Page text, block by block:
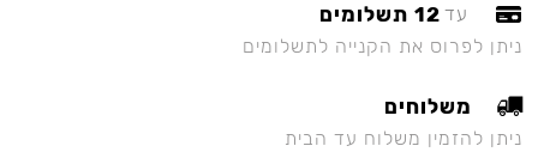
עד 12 תשלומים
ניתן לפרוס את הקנייה לתשלומים
משלוחים
ניתן להזמין משלוח עד הבית